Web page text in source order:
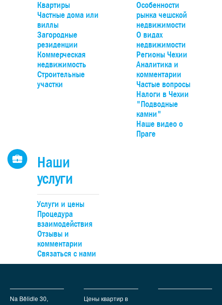
Квартиры
Частные дома или
виллы
Загородные
резиденции
Коммерческая
недвижимость
Строительные
участки
Особенности
рынка чешской
недвижимости
О видах
недвижимости
Регионы Чехии
Аналитика и
комментарии
Частые вопросы
Налоги в Чехии
"Подводные
камни"
Наше видео о
Праге
Наши
услуги
Услуги и цены
Процедура
взаимодействия
Отзывы и
комментарии
Связаться с нами
Na Bělidle 30,
Цены квартир в